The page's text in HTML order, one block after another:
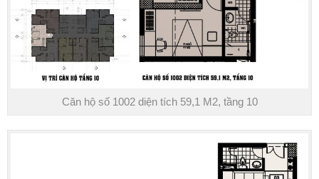
Căn hộ số 1002 diện tích 59,1 M2, tầng 10